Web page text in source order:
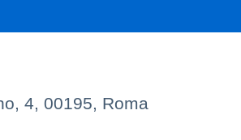
4, 00195, Roma